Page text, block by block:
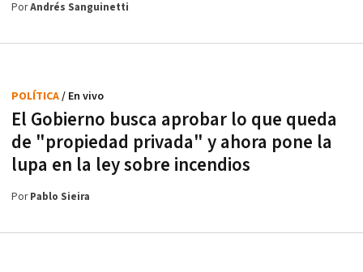
PorAndrés Sanguinetti
El Gobierno busca aprobar lo que queda
de "propiedad privada" y ahora pone la
lupa en la ley sobre incendios
POLÍTICA/ En vivo
PorPablo Sieira